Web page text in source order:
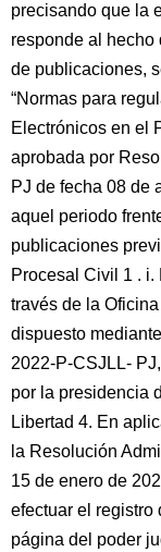
precisando que la
responde al hecho
de publicaciones,
“Normas para
Electrónicos en el
aprobada por
PJ de fecha 08 de
aquel periodo
publicaciones
Procesal Civil 1 .
través de la
dispuesto
2022-P-CSJLL-
por la presidencia
Libertad 4. En
la Resolución
15 de enero de
efectuar el registro
página del poder